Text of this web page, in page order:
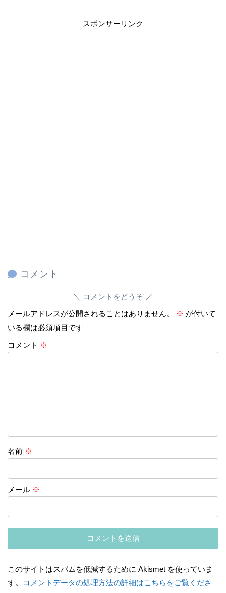
スポンサーリンク
コメント
コメントをどうぞ
メールアドレスが公開されることはありません。 ※ が付いて
いる欄は必須項目です
コメント ※
名前 ※
メール ※
このサイトはスパムを低減するために Akismet を使っていま
す。
コメントデータの処理方法の詳細はこちらをご覧くださ